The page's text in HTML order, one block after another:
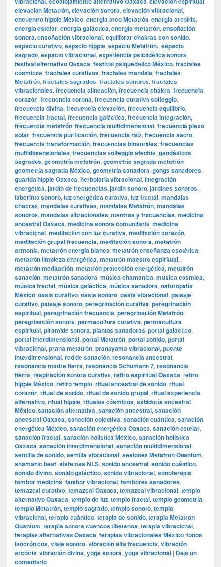
elevación Metatrón, elevación sonora, elevación vibracional,
encuentro hippie México, energía arco Metatrón, energía arcoíris,
energía estelar, energía galáctica, energía metatrón, ensoñación
sonora, ensoñación vibracional, equilibrar chakras con sonido,
espacio curativo, espacio hippie, espacio Metatrón., espacio
sagrado, espacio vibracional, experiencia psicodélica sonora,
festival alternativo Oaxaca, festival psiquedelico México, fractales
cósmicos, fractales curativos, fractales mandala, fractales
Metatrón, fractales sagrados, fractales sonoros, fractales
vibracionales, frecuencia alineación, frecuencia chakra, frecuencia
corazón, frecuencia corona, frecuencia curativa solfeggio,
frecuencia divina, frecuencia elevación, frecuencia equilibrio,
frecuencia fractal, frecuencia galáctica, frecuencia integración,
frecuencia metatrón, frecuencia multidimensional, frecuencia plexo
solar, frecuencia purificación, frecuencia raíz, frecuencia sacro,
frecuencia transformación, frecuencias binaurales, frecuencias
multidimensionales, frecuencias solfeggio efectos, geodésicos
sagrados, geometría metatrón, geometría sagrada metatrón,
geometría sagrada México, geometría sanadora, gongs sanadores,
guarida hippie Oaxaca, herbolaria vibracional, integración
energética, jardín de frecuencias, jardín sonoro, jardines sonoros,
laberinto sonoro, luz energética curativa, luz fractal, mandalas
chacras, mandalas curativas, mandalas Metatrón, mandalas
sonoros, mandalas vibracionales, mantras y frecuencias, medicina
ancestral Oaxaca, medicina sonora comunitaria, medicina
vibracional, meditación con luz curativa, meditación corazón,
meditación grupal frecuencia, meditación sonora, metatrón
armonía, metatrón energía blanca, metatrón enseñanza esotérica,
metatrón limpieza energética, metatrón maestro espiritual,
metatrón meditación, metatrón protección energética, metatrón
sanación, metatrón sanadora, música chamánica, música cosmica,
música fractal, música galáctica, música sanadora, naturopatía
México, oasis curativo, oasis sonoro, oasis vibracional, paisaje
curativo, paisaje sonoro, peregrinación curativa, peregrinación
espiritual, peregrinación frecuencia, peregrinación Metatrón,
peregrinación sonora, permacultura curativa, permacultura
espiritual, pirámide sonora, plantas sanadoras, portal galáctico,
portal interdimensional, portal Metatrón, portal sonido, portal
vibracional, prana metatrón, pranayama vibracional, puente
interdimensional, red de sanación, resonancia ancestral,
resonancia madre tierra, resonancia Schumann 7, resonancia
tierra, respiración sonora curativa, retiro espiritual Oaxaca, retiro
hippie México, retiro templo, ritual ancestral de sonido, ritual
corazón, ritual de sonido, ritual de sonido grupal, ritual experiencia
alternativo, ritual hippie, rituales cósmicos, sabiduría ancestral
México, sanación alternativa, sanación ancestral, sanación
ancestral Oaxaca, sanación colectiva, sanación cuántica, sanación
energética México, sanación energética Oaxaca, sanación estelar,
sanación fractal, sanación holística México, sanación holística
Oaxaca, sanación interdimensional, sanación multidimensional,
semilla de sonido, semilla vibracional, sesiones Metatron Quantum,
shamanic beat, sistemas NLS, sonido ancestral, sonido cuántico,
sonido divino, sonido galáctico, sonido vibracional, sonoterapia,
tambor medicina, tambor vibracional, tambores sanadores,
temazcal curativo, temazcal Oaxaca, temazcal vibracional, templo
alternativo Oaxaca, templo de luz, templo fractal, templo geometría,
templo Metatrón, templo sagrado, templo sonoro, templo
vibracional, terapia cuántica, terapia de sonido, terapia Metatron
Quantum, terapia sonora cuencos tibetanos, terapia vibracional,
terapias alternativas Oaxaca, terapias vibracionales México, tonos
isocrónicos, viaje sonoro, vibración alta frecuencia, vibración
arcoíris, vibración divina, yoga sonora, yoga vibracional | Deja un
comentario